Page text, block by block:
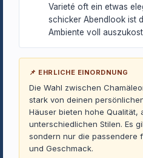
Varieté oft ein etwas
schicker Abendlook ist
Ambiente voll
📌 EHRLICHE EINORDNUNG
Die Wahl zwischen
stark von deinen
Häuser bieten hohe Qualität,
unterschiedlichen Stilen. Es
sondern nur die passendere
und Geschmack.